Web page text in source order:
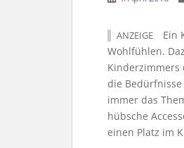
ANZEIGE
Ein
Wohlfühlen.
Kinderzimmers
die
immer das
hübsche
einen Platz im